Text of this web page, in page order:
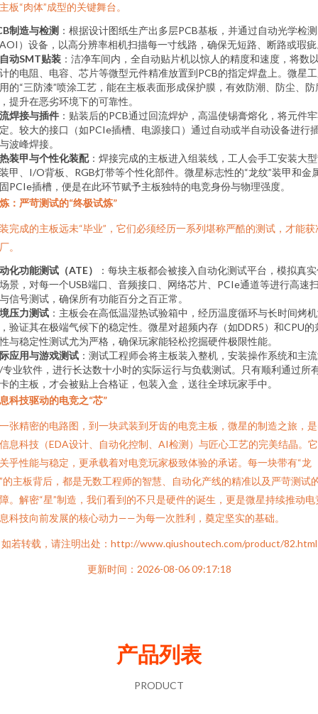
板“肉体”成型的关键舞台。
制造与检测 ：根据设计图纸生产出多层PCB基板，并通过自动光学检测
）设备，以高分辨率相机扫描每一寸线路，确保无短路、断路或瑕
动SMT贴装 ：洁净车间内，全自动贴片机以惊人的精度和速度，将数
的电阻、电容、芯片等微型元件精准放置到PCB的指定焊盘上。微星
的“三防漆”喷涂工艺，能在主板表面形成保护膜，有效防潮、防尘、防
提升在恶劣环境下的可靠性。
焊接与插件 ：贴装后的PCB通过回流焊炉，高温使锡膏熔化，将元件
。较大的接口（如PCIe插槽、电源接口）通过自动或半自动设备进行
波峰焊接。
装甲与个性化装配：焊接完成的主板进入组装线，工人会手工安装大
甲、I/O背板、RGB灯带等个性化部件。微星标志性的“龙纹”装甲和金
PCIe插槽，便是在此环节赋予主板独特的电竞身份与物理强度。
：严苛测试的“终极试炼”
完成的主板远未“毕业”，它们必须经历一系列堪称严酷的测试，才能获
。
化功能测试（ATE）
：每块主板都会被接入自动化测试平台，模拟真
景，对每一个USB端口、音频接口、网络芯片、PCIe通道等进行高速
信号测试，确保所有功能百分之百正常。
压力测试 ：主板会在高低温湿热试验箱中，经历温度循环与长时间烤
验证其在极端气候下的稳定性。微星对超频内存（如DDR5）和CPU的
与稳定性测试尤为严格，确保玩家能轻松挖掘硬件极限性能。
应用与游戏测试 ：测试工程师会将主板装入整机，安装操作系统和主
专业软件，进行长达数十小时的实际运行与负载测试。只有顺利通过所
的主板，才会被贴上合格证，包装入盒，送往全球玩家手中。
科技驱动的电竞之“芯”
张精密的电路图，到一块武装到牙齿的电竞主板，微星的制造之旅，
息科技（EDA设计、自动化控制、AI检测）与匠心工艺的完美结晶。
乎性能与稳定，更承载着对电竞玩家极致体验的承诺。每一块带有“龙
的主板背后，都是无数工程师的智慧、自动化产线的精准以及严苛测试
。解密“星”制造，我们看到的不只是硬件的诞生，更是微星持续推动电
科技向前发展的核心动力——为每一次胜利，奠定坚实的基础。
如若转载，请注明出处：http://www.qiushoutech.com/product/82.html
更新时间：2026-08-06 09:17:18
产品列表
PRODUCT